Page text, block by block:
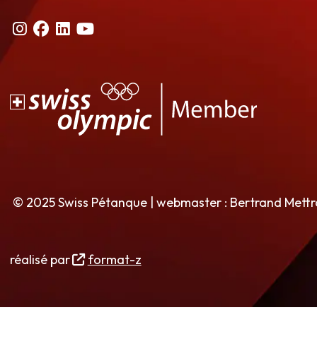
© 2025 Swiss Pétanque | webmaster : Bertrand
réalisé par format-z